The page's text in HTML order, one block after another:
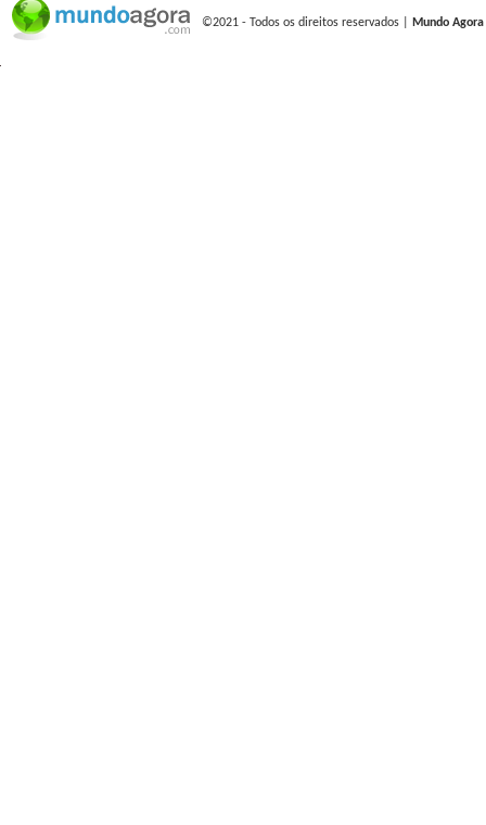
©2021 - Todos os direitos reservados | Mundo Agora